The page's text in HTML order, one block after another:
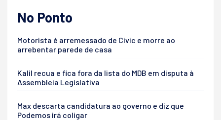
No Ponto
Motorista é arremessado de Civic e morre ao
arrebentar parede de casa
Kalil recua e fica fora da lista do MDB em disputa à
Assembleia Legislativa
Max descarta candidatura ao governo e diz que
Podemos irá coligar